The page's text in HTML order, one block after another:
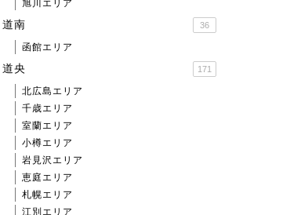
旭川エリア
道南 36
函館エリア
道央 171
北広島エリア
千歳エリア
室蘭エリア
小樽エリア
岩見沢エリア
恵庭エリア
札幌エリア
江別エリア